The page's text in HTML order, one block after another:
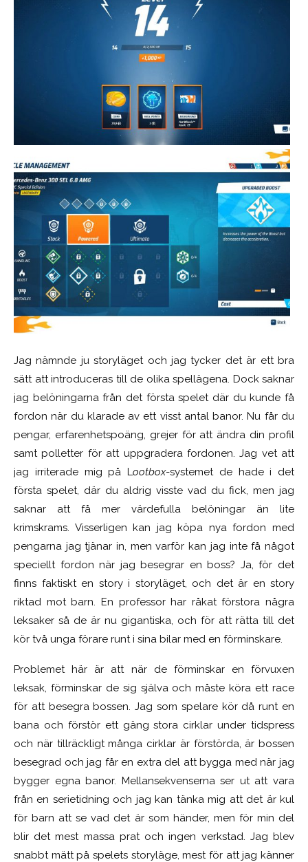
Jag nämnde ju storyläget och jag tycker det är ett bra
sätt att introduceras till de olika spellägena. Dock saknar
jag belöningarna från det första spelet där du kunde få
fordon när du klarade av ett visst antal banor. Nu får du
pengar, erfarenhetspoäng, grejer för att ändra din profil
samt polletter för att uppgradera fordonen. Jag vet att
jag irriterade mig på Lootbox-systemet de hade i det
första spelet, där du aldrig visste vad du fick, men jag
saknar att få mer värdefulla belöningar än lite
krimskrams. Visserligen kan jag köpa nya fordon med
pengarna jag tjänar in, men varför kan jag inte få något
speciellt fordon när jag besegrar en boss? Ja, för det
finns faktiskt en story i storyläget, och det är en story
riktad mot barn. En professor har råkat förstora några
leksaker så de är nu gigantiska, och för att rätta till det
kör två unga förare runt i sina bilar med en förminskare.
Problemet här är att när de förminskar en förvuxen
leksak, förminskar de sig själva och måste köra ett race
för att besegra bossen. Jag som spelare kör då runt en
bana och förstör ett gäng stora cirklar under tidspress
och när tillräckligt många cirklar är förstörda, är bossen
besegrad och jag får en extra del att bygga med när jag
bygger egna banor. Mellansekvenserna ser ut att vara
från en serietidning och jag kan tänka mig att det är kul
för barn att se vad det är som händer, men för min del
blir det mest massa prat och ingen verkstad. Jag blev
snabbt mätt på spelets storyläge, mest för att jag känner